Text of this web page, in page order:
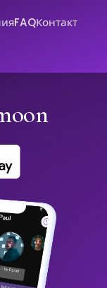
FAQКонтакт